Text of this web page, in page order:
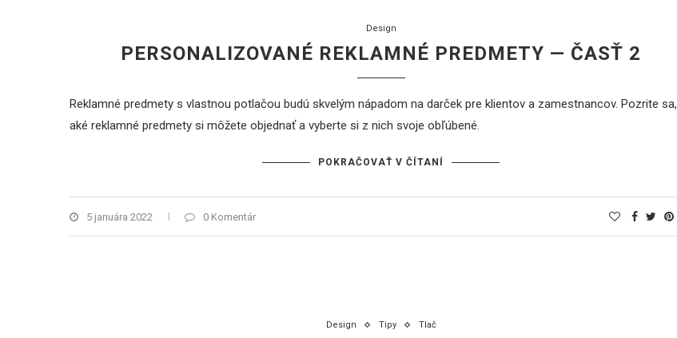
Design
PERSONALIZOVANÉ REKLAMNÉ PREDMETY — ČASŤ 2
Reklamné predmety s vlastnou potlačou budú skvelým nápadom na darček pre klientov a zamestnancov. Pozrite sa,
aké reklamné predmety si môžete objednať a vyberte si z nich svoje obľúbené.
POKRAČOVAŤ V ČÍTANÍ
5 januára 2022 0 Komentár
Design Tipy Tlač